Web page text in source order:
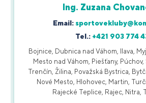
Ing. Zuzana
Email:
Tel.: +421 903 774
Bojnice, Dubnica nad Váhom, Ilava,
Mesto nad Váhom, Piešťany, Púchov,
Trenčín, Žilina, Považská Bystrica,
Nové Mesto, Hlohovec, Martin,
Rajecké Teplice, Rajec, Nitra,